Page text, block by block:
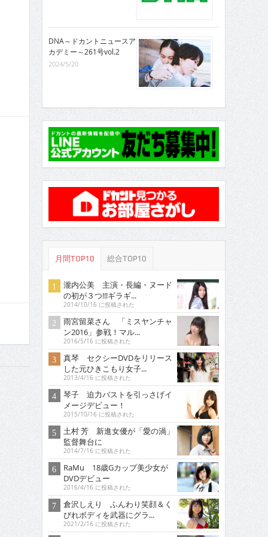
DNA～ドカントニュースア
カデミー～261号vol.2
2024/5/20
月間TOP10 総合TOP10
瀧内公美 主演・長編・ヌード
の初が３つ!!!ギラギ...
2014/10/16 に投稿された
雨宮留菜さん 「ミスヤンチャ
ン2016」参戦！マル...
2016/5/16 に投稿された
真琴 セクシーDVDをリリース
した元ひきこもり女子...
2013/4/16 に投稿された
琴子 迫力バストを引っさげイ
メージデビュー！
2015/10/16 に投稿された
土村 芳 新進女優が「愛の渦」
監督舞台に
2014/7/16 に投稿された
RaMu 18歳Gカップ美少女が
DVDデビュー
2016/4/16 に投稿された
倉沢しえり ふんわり笑顔＆く
びれボディを武器にグラ...
2021/2/16 に投稿された